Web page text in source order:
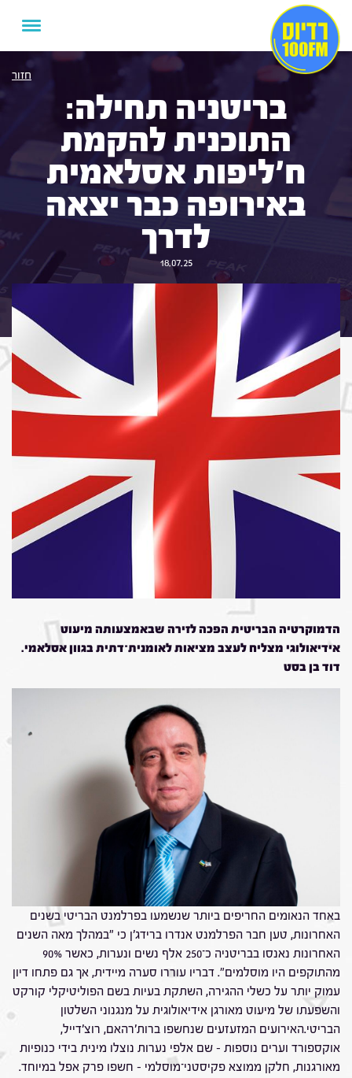
חזור
בריטניה תחילה:
התוכנית להקמת
ח'ליפות אסלאמית
באירופה כבר יצאה
לדרך
18.07.25
הדמוקרטיה הבריטית הפכה לזירה שבאמצעותה מיעוט
אידיאולוגי מצליח לעצב מציאות לאומנית־דתית בגוון אסלאמי.
דוד בן בסט
באחד הנאומים החריפים ביותר שנשמעו בפרלמנט הבריטי בשנים
האחרונות, טען חבר הפרלמנט אנדרו ברידג'ן כי "במהלך מאה השנים
האחרונות נאנסו בבריטניה כ־250 אלף נשים ונערות, כאשר 90%
מהתוקפים היו מוסלמים". דבריו עוררו סערה מיידית, אך גם פתחו דיון
עמוק יותר על כשלי ההגירה, השתקת בעיות בשם הפוליטיקלי קורקט
והשפעתו של מיעוט מאורגן אידיאולוגית על מנגנוני השלטון
הבריטי.האירועים המזעזעים שנחשפו ברות'רהאם, רוצ'דייל,
אוקספורד וערים נוספות – שם אלפי נערות נוצלו מינית בידי כנופיות
מאורגנות, חלקן ממוצא פקיסטני־מוסלמי – חשפו פרק אפל במיוחד.